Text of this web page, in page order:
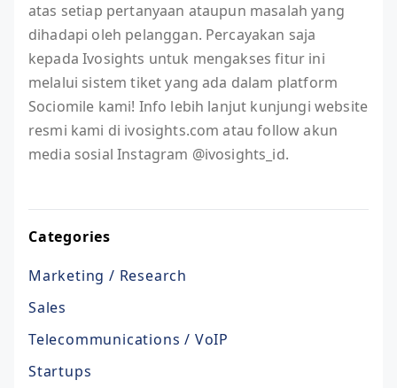
atas setiap pertanyaan ataupun masalah yang
dihadapi oleh pelanggan. Percayakan saja
kepada Ivosights untuk mengakses fitur ini
melalui sistem tiket yang ada dalam platform
Sociomile kami! Info lebih lanjut kunjungi website
resmi kami di ivosights.com atau follow akun
media sosial Instagram @ivosights_id.
Categories
Marketing / Research
Sales
Telecommunications / VoIP
Startups